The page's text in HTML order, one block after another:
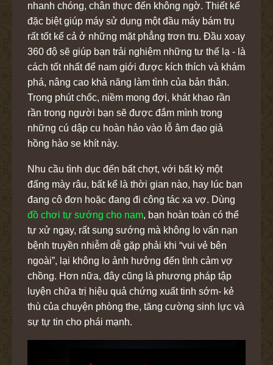
nhanh chóng, chân thực đến không ngờ. Thiết kế
đặc biệt giúp máy sử dụng một đầu máy bám trụ
rất tốt kể cả ở những mặt phẳng trơn tru. Đầu xoay
360 độ sẽ giúp bạn trải nghiệm những tư thế lạ - là
cách tốt nhất để nam giới được kích thích và khám
phá, nâng cao khả năng làm tình của bản thân.
Trong phút chốc, niềm mong đợi, khát khao rần
rần trong người bạn sẽ được đắm mình trong
những cú dập cu hoàn hảo vào lỗ âm đạo giả
hồng hào se khít này.
Nhu cầu tình dục đến bất chợt, với bất kỳ một
đấng mày râu, bất kể là thời gian nào, hay lúc bạn
đang cô đơn hoặc đang đi công tác xa vợ. Dùng
đồ chơi tự sướng cho nam, bạn hoàn toàn có thể
tự xử ngay, rất sung sướng mà không lo vấn nạn
bệnh truyền nhiễm dễ gặp phải khi “vui vẻ bên
ngoài”, lại không lo ảnh hưởng đến tình cảm vợ
chồng. Hơn nữa, đây cũng là phương pháp tập
luyện chữa trị hiệu quả chứng xuất tinh sớm- kẻ
thù của chuyện phòng the, tăng cường sinh lực và
sự tự tin cho phái mạnh.